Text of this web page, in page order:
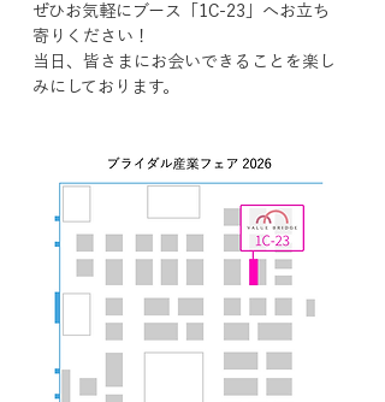
ぜひお気軽にブース「1C-23」へお立ち
寄りください！
当日、皆さまにお会いできることを楽し
みにしております。